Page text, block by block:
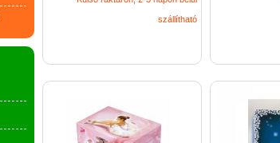
szállítható